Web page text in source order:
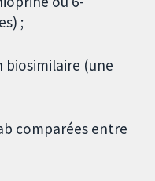
;
biosimilaire (une
comparées entre